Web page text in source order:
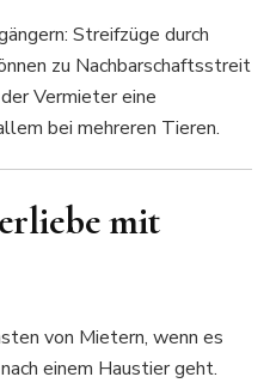
Streifzüge durch
zu Nachbarschaftsstreit
Vermieter eine
bei mehreren Tieren.
mit
von Mietern, wenn es
einem Haustier geht.